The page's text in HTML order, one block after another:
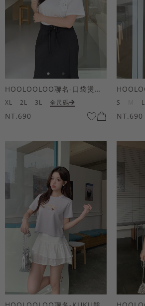
HOOLOOLOO聯名-口袋燙金KUKU熊短袖上衣
XL 2L 3L 全尺碼
NT.690
S L
NT.690